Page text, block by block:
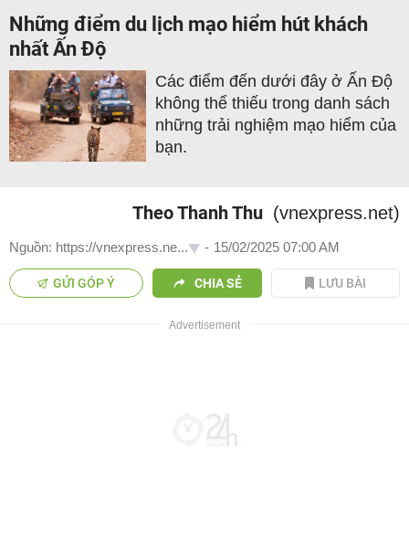
Những điểm du lịch mạo hiểm hút khách
nhất Ấn Độ
Các điểm đến dưới đây ở Ấn Độ
không thể thiếu trong danh sách
những trải nghiệm mạo hiểm của
bạn.
Theo Thanh Thu (vnexpress.net)
Nguồn: https://vnexpress.ne... - 15/02/2025 07:00 AM
GỬI GÓP Ý CHIA SẺ LƯU BÀI